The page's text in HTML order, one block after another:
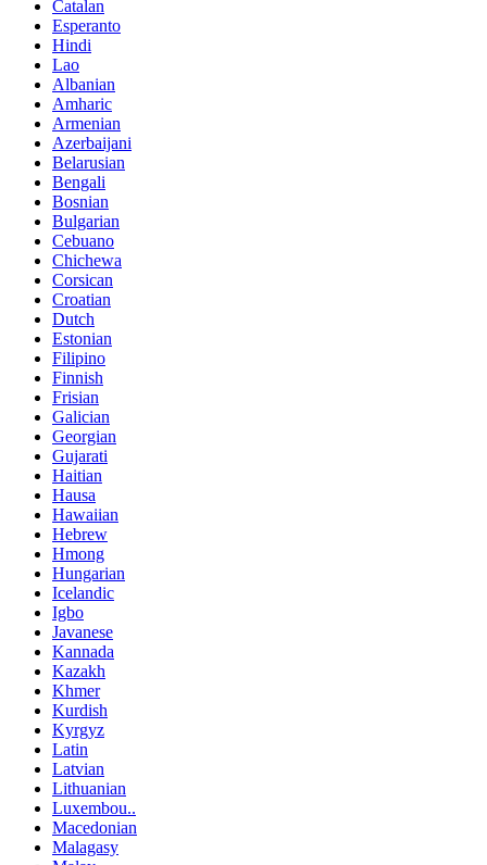
Catalan
Esperanto
Hindi
Lao
Albanian
Amharic
Armenian
Azerbaijani
Belarusian
Bengali
Bosnian
Bulgarian
Cebuano
Chichewa
Corsican
Croatian
Dutch
Estonian
Filipino
Finnish
Frisian
Galician
Georgian
Gujarati
Haitian
Hausa
Hawaiian
Hebrew
Hmong
Hungarian
Icelandic
Igbo
Javanese
Kannada
Kazakh
Khmer
Kurdish
Kyrgyz
Latin
Latvian
Lithuanian
Luxembou..
Macedonian
Malagasy